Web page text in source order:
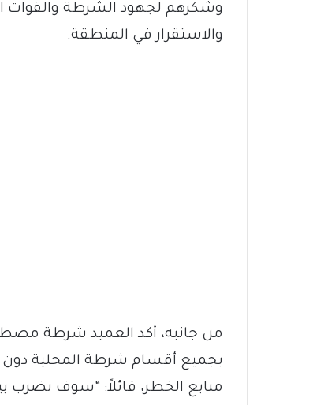
وشكرهم لجهود الشرطة والقوات
والاستقرار في المنطقة.
من جانبه، أكد العميد شرطة
بجميع أقسام شرطة المحلية دون
منابع الخطر، قائلاً: “سوف